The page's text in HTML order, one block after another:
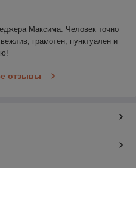
Максима. Человек точно
грамотен, пунктуален и
отзывы